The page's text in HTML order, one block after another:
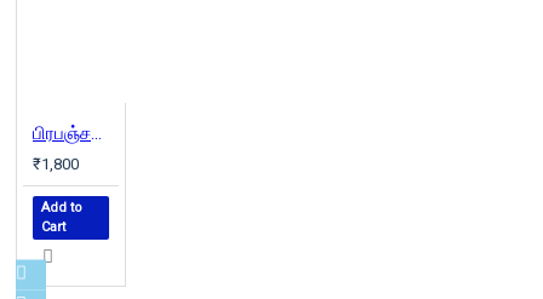
பிரபஞ்சன் கதைகள் (3 பாகங்கள்)
₹1,800
Add to
Cart